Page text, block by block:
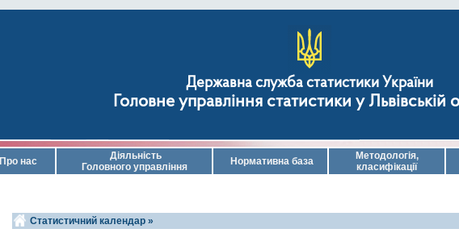
Державна служба статистики України
Головне управління статистики у Львівській
Про нас
Діяльність
Головного управління
Нормативна база
Методологія,
класифікації
Статистичний календар »